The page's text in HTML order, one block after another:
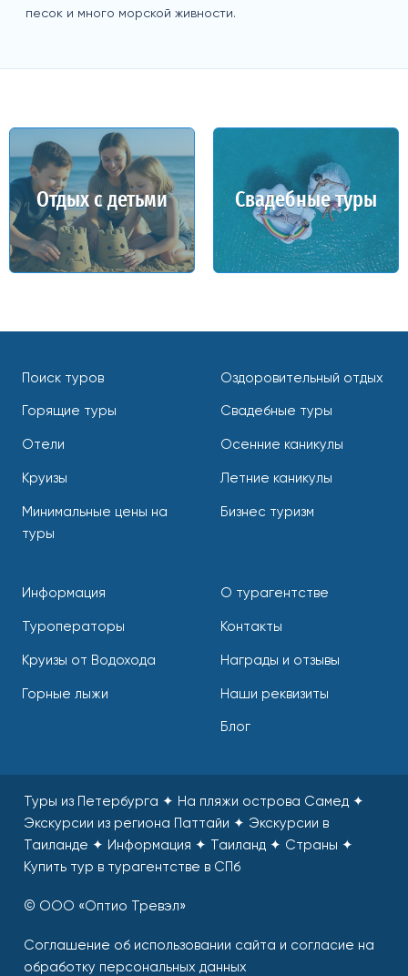
песок и много морской живности.
Отдых с детьми Свадебные туры
Поиск туров
Горящие туры
Отели
Круизы
Минимальные цены на
туры
Оздоровительный отдых
Свадебные туры
Осенние каникулы
Летние каникулы
Бизнес туризм
Информация
Туроператоры
Круизы от Водохода
Горные лыжи
О турагентстве
Контакты
Награды и отзывы
Наши реквизиты
Блог
Туры из Петербурга ✦ На пляжи острова Самед ✦
Экскурсии из региона Паттайи ✦ Экскурсии в
Таиланде ✦ Информация ✦ Таиланд ✦ Страны ✦
Купить тур в турагентстве в СПб
© ООО «Оптио Тревэл»
Соглашение об использовании сайта и согласие на
обработку персональных данных